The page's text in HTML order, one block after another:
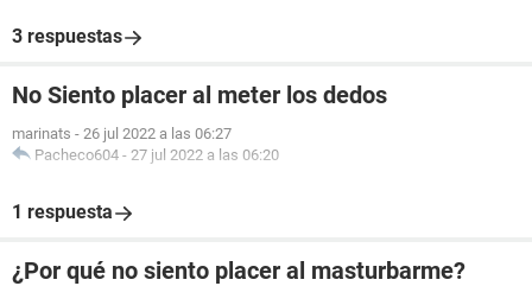
3 respuestas
No Siento placer al meter los dedos
marinats - 26 jul 2022 a las 06:27
Pacheco604 - 27 jul 2022 a las 06:20
1 respuesta
¿Por qué no siento placer al masturbarme?